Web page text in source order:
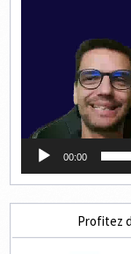
00:00
Profitez